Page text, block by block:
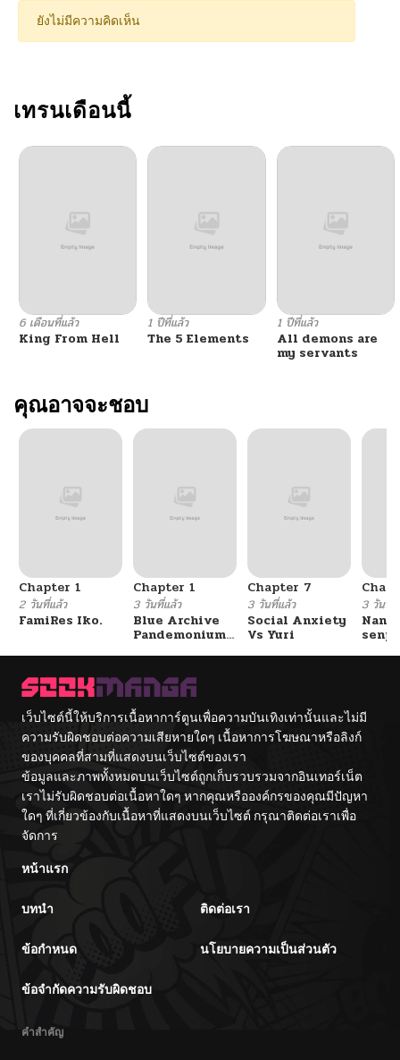
ยังไม่มีความคิดเห็น
เทรนเดือนนี้
6 เดือนที่แล้ว
King From Hell
1 ปีที่แล้ว
The 5 Elements
1 ปีที่แล้ว
All demons are
my servants
คุณอาจจะชอบ
Chapter 1
2 วันที่แล้ว
FamiRes Iko.
Chapter 1
3 วันที่แล้ว
Blue Archive
Pandemonium
Chapter 7
3 วันที่แล้ว
Social Anxiety
Vs Yuri
3 วันที่
เว็บไซต์นี้ให้บริการเนื้อหาการ์ตูนเพื่อความบันเทิงเท่านั้นและไม่มี
ความรับผิดชอบต่อความเสียหายใดๆ เนื้อหาการโฆษณาหรือลิงก์
ของบุคคลที่สามที่แสดงบนเว็บไซต์ของเรา
ข้อมูลและภาพทั้งหมดบนเว็บไซต์ถูกเก็บรวบรวมจากอินเทอร์เน็ต
เราไม่รับผิดชอบต่อเนื้อหาใดๆ หากคุณหรือองค์กรของคุณมีปัญหา
ใดๆ ที่เกี่ยวข้องกับเนื้อหาที่แสดงบนเว็บไซต์ กรุณาติดต่อเราเพื่อ
จัดการ
หน้าแรก
บทนำ ติดต่อเรา
ข้อกำหนด นโยบายความเป็นส่วนตัว
ข้อจำกัดความรับผิดชอบ
คำสำคัญ